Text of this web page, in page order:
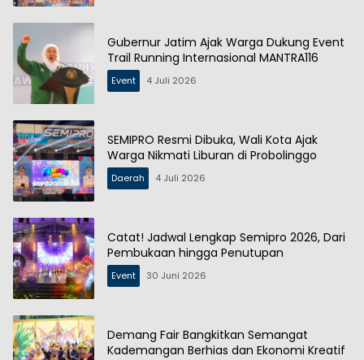
Gubernur Jatim Ajak Warga Dukung Event
Trail Running Internasional MANTRA116
Event 4 Juli 2026
SEMIPRO Resmi Dibuka, Wali Kota Ajak
Warga Nikmati Liburan di Probolinggo
Daerah 4 Juli 2026
Catat! Jadwal Lengkap Semipro 2026, Dari
Pembukaan hingga Penutupan
Event 30 Juni 2026
Demang Fair Bangkitkan Semangat
Kademangan Berhias dan Ekonomi Kreatif